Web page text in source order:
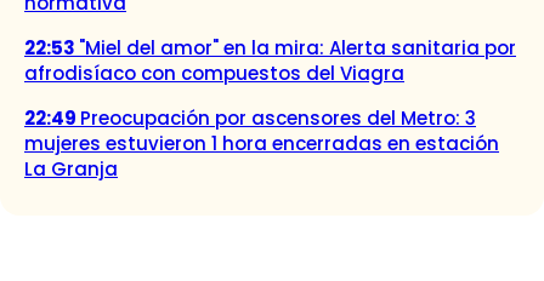
22:53 "Miel del amor" en la mira: Alerta sanitaria por
afrodisíaco con compuestos del Viagra
22:49 Preocupación por ascensores del Metro: 3
mujeres estuvieron 1 hora encerradas en estación
La Granja